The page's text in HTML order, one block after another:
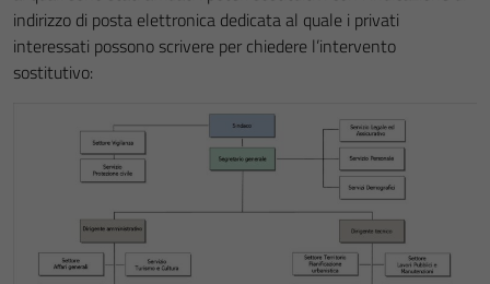
indirizzo di posta elettronica dedicata al quale i privati
interessati possono scrivere per chiedere l’intervento
sostitutivo: